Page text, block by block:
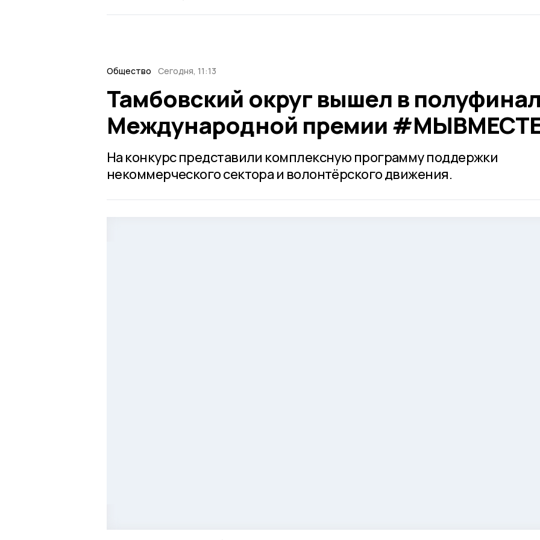
Общество Сегодня, 11:13
Тамбовский округ вышел в
Международной премии
На конкурс представили комплексную программу поддержки
некоммерческого сектора и волонтёрского движения.